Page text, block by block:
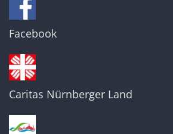
Facebook
Caritas Nürnberger Land